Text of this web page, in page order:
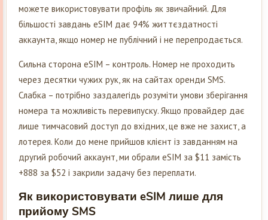
можете використовувати профіль як звичайний. Для
більшості завдань eSIM дає 94% життєздатності
аккаунта, якщо номер не публічний і не перепродається.
Сильна сторона eSIM – контроль. Номер не проходить
через десятки чужих рук, як на сайтах оренди SMS.
Слабка – потрібно заздалегідь розуміти умови зберігання
номера та можливість перевипуску. Якщо провайдер дає
лише тимчасовий доступ до вхідних, це вже не захист, а
лотерея. Коли до мене прийшов клієнт із завданням на
другий робочий аккаунт, ми обрали eSIM за $11 замість
+888 за $52 і закрили задачу без переплати.
Як використовувати eSIM лише для
прийому SMS